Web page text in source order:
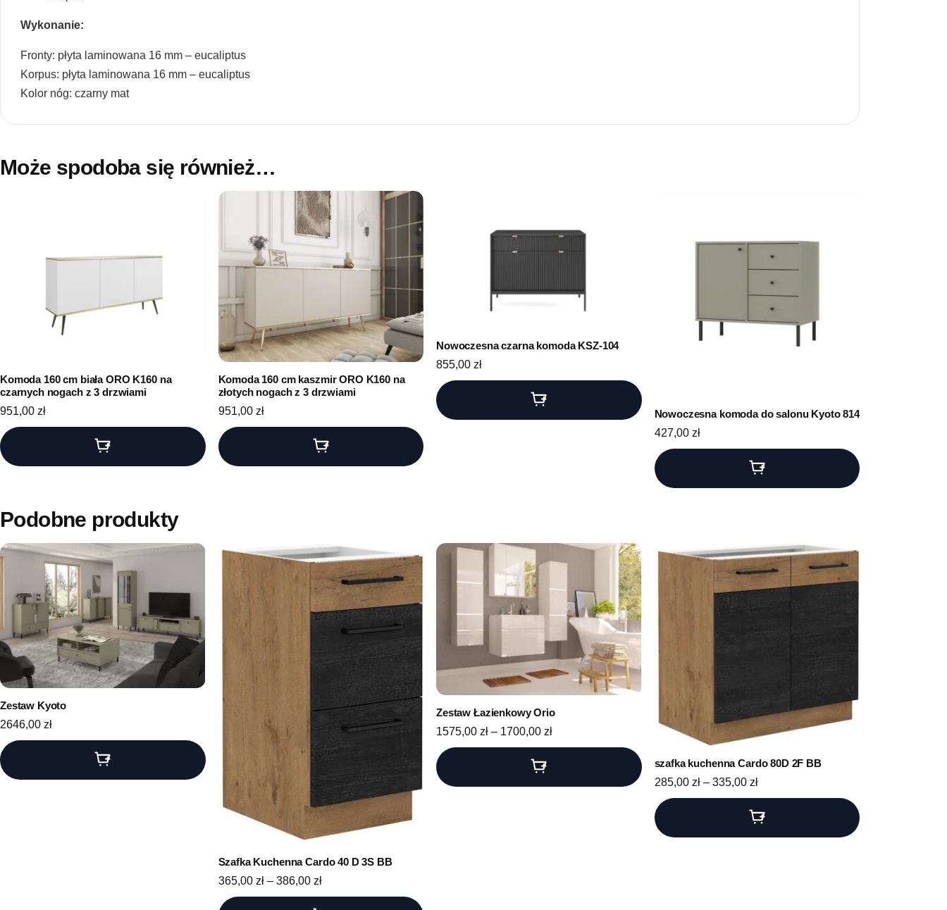
Wykonanie:
Fronty: płyta laminowana 16 mm – eucaliptus
Korpus: płyta laminowana 16 mm – eucaliptus
Kolor nóg: czarny mat
Może spodoba się również…
Komoda 160 cm biała ORO K160 na
czarnych nogach z 3 drzwiami
951,00 zł
Komoda 160 cm kaszmir ORO K160 na
złotych nogach z 3 drzwiami
951,00 zł
Nowoczesna czarna komoda KSZ-104
855,00 zł
Nowoczesna komoda do salonu Kyoto 814
427,00 zł
Podobne produkty
Zestaw Kyoto
2646,00 zł
Szafka Kuchenna Cardo 40 D 3S BB
365,00 zł – 386,00 złZakres cen: od 365,00 zł do 386,00 zł
Zestaw Łazienkowy Orio
1575,00 zł – 1700,00 złZakres cen: od 1575,00 zł do 1700,00 zł
szafka kuchenna Cardo 80D 2F BB
285,00 zł – 335,00 złZakres cen: od 285,00 zł do 335,00 zł